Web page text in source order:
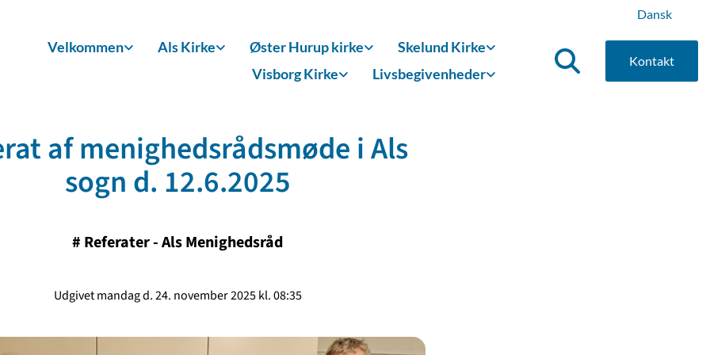
Dansk
Velkommen Als Kirke Øster Hurup kirke
Skelund Kirke
Visborg Kirke
Livsbegivenheder
Kontakt
af menighedsrådsmøde i Als
sogn d. 12.6.2025
# Referater - Als Menighedsråd
Udgivet mandag d. 24. november 2025 kl. 08:35